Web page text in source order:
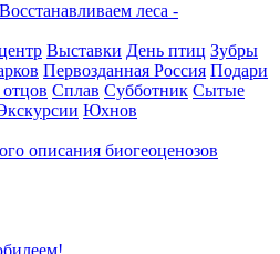
Восстанавливаем леса -
Выставки День птиц Зубры
Первозданная Россия Подари
Сплав Субботник Сытые
Юхнов
описания биогеоценозов